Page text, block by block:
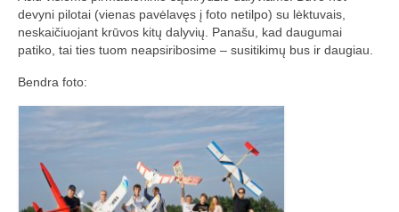
„Savaitės lyga”
Lėktuvų susitikimų taisyklės/dažnių lentelė
LT-FPV
LT-FPV Komanda
Nuorodos
devyni pilotai (vienas pavėlavęs į foto netilpo) su lėktuvais,
neskaičiuojant krūvos kitų dalyvių. Panašu, kad daugumai
patiko, tai ties tuom neapsiribosime – susitikimų bus ir daugiau.
Bendra foto: